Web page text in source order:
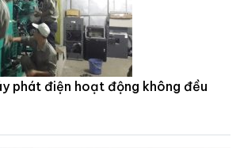
phát điện hoạt động không đều